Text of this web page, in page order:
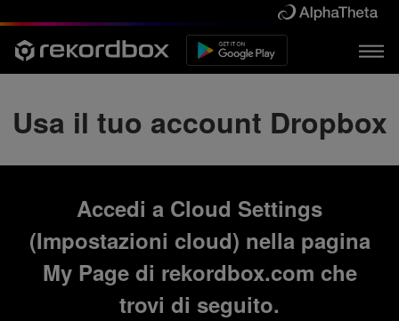
Usa il tuo account Dropbox
Accedi a Cloud Settings
(Impostazioni cloud) nella pagina
My Page di rekordbox.com che
trovi di seguito.